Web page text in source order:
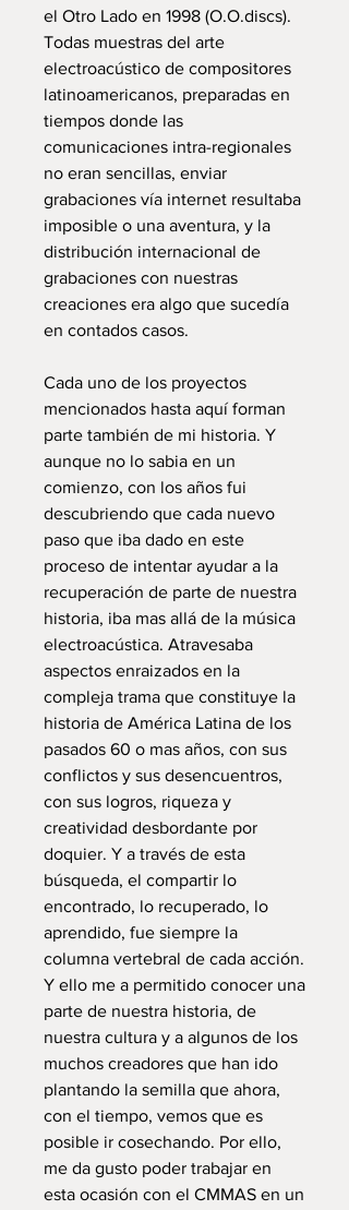
el Otro Lado en 1998 (O.O.discs).
Todas muestras del arte
electroacústico de compositores
latinoamericanos, preparadas en
tiempos donde las
comunicaciones intra-regionales
no eran sencillas, enviar
grabaciones vía internet resultaba
imposible o una aventura, y la
distribución internacional de
grabaciones con nuestras
creaciones era algo que sucedía
en contados casos.
Cada uno de los proyectos
mencionados hasta aquí forman
parte también de mi historia. Y
aunque no lo sabia en un
comienzo, con los años fui
descubriendo que cada nuevo
paso que iba dado en este
proceso de intentar ayudar a la
recuperación de parte de nuestra
historia, iba mas allá de la música
electroacústica. Atravesaba
aspectos enraizados en la
compleja trama que constituye la
historia de América Latina de los
pasados 60 o mas años, con sus
conflictos y sus desencuentros,
con sus logros, riqueza y
creatividad desbordante por
doquier. Y a través de esta
búsqueda, el compartir lo
encontrado, lo recuperado, lo
aprendido, fue siempre la
columna vertebral de cada acción.
Y ello me a permitido conocer una
parte de nuestra historia, de
nuestra cultura y a algunos de los
muchos creadores que han ido
plantando la semilla que ahora,
con el tiempo, vemos que es
posible ir cosechando. Por ello,
me da gusto poder trabajar en
esta ocasión con el CMMAS en un